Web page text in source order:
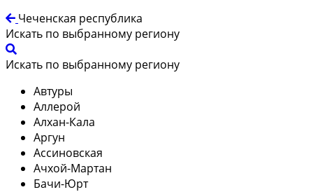
Чеченская республика
Искать по выбранному региону
Искать по выбранному региону
Автуры
Аллерой
Алхан-Кала
Аргун
Ассиновская
Ачхой-Мартан
Бачи-Юрт